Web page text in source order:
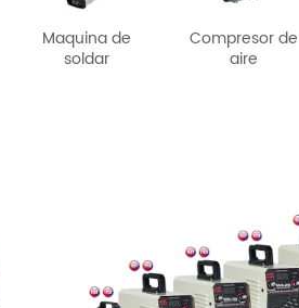
Maquina de
soldar
Compresor de
aire